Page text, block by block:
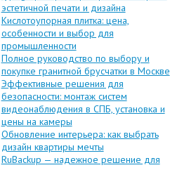
эстетичной печати и дизайна
Кислотоупорная плитка: цена,
особенности и выбор для
промышленности
Полное руководство по выбору и
покупке гранитной брусчатки в Москве
Эффективные решения для
безопасности: монтаж систем
видеонаблюдения в СПБ, установка и
цены на камеры
Обновление интерьера: как выбрать
дизайн квартиры мечты
RuBackup — надежное решение для